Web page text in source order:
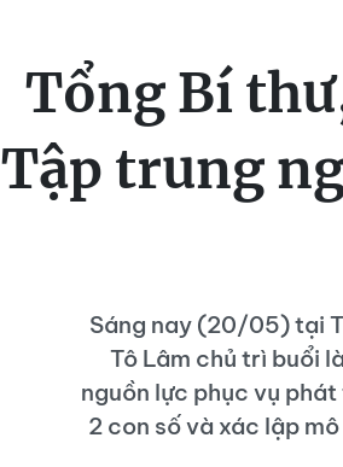
Tổng Bí
Tập trung
Sáng nay (20/05) tại
Tô Lâm chủ trì buổi
nguồn lực phục vụ
2 con số và xác lập